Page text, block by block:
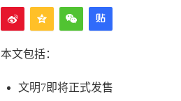
本文包括：
文明7即将正式发售